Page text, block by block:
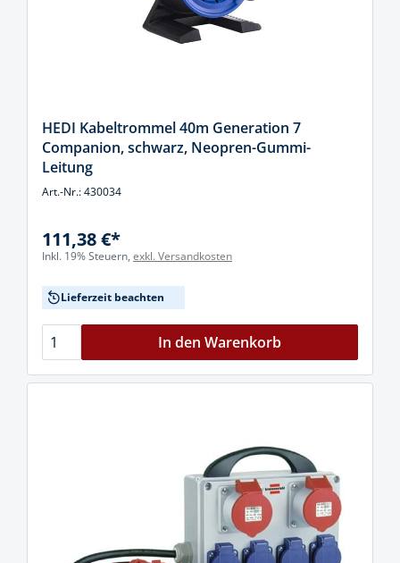
HEDI Kabeltrommel 40m Generation 7
Companion, schwarz, Neopren-Gummi-
Leitung
Art.-Nr.: 430034
111,38 €*
Inkl. 19% Steuern, exkl. Versandkosten
Lieferzeit beachten
In den Warenkorb